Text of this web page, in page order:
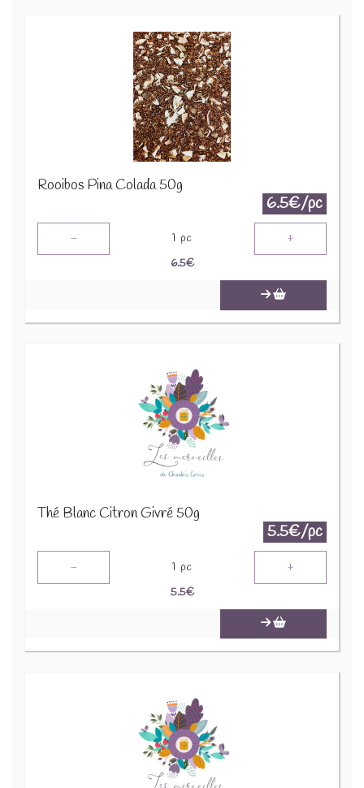
Rooibos Pina Colada 50g
6.5€/pc
- 1 pc +
6.5€
Thé Blanc Citron Givré 50g
5.5€/pc
- 1 pc +
5.5€